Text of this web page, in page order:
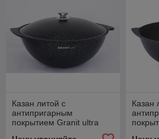
Казан литой с
антипригарным
покрытием Granit ultra
Казан